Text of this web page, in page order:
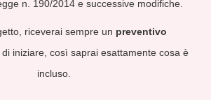
n. 190/2014 e successive modifiche.
riceverai sempre un preventivo
di iniziare, così saprai esattamente cosa è
incluso.